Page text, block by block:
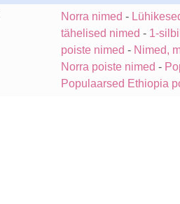
Norra nimed -
tähelised nimed - 1-
poiste nimed - Nimed,
Norra poiste nimed -
Populaarsed Ethiopia